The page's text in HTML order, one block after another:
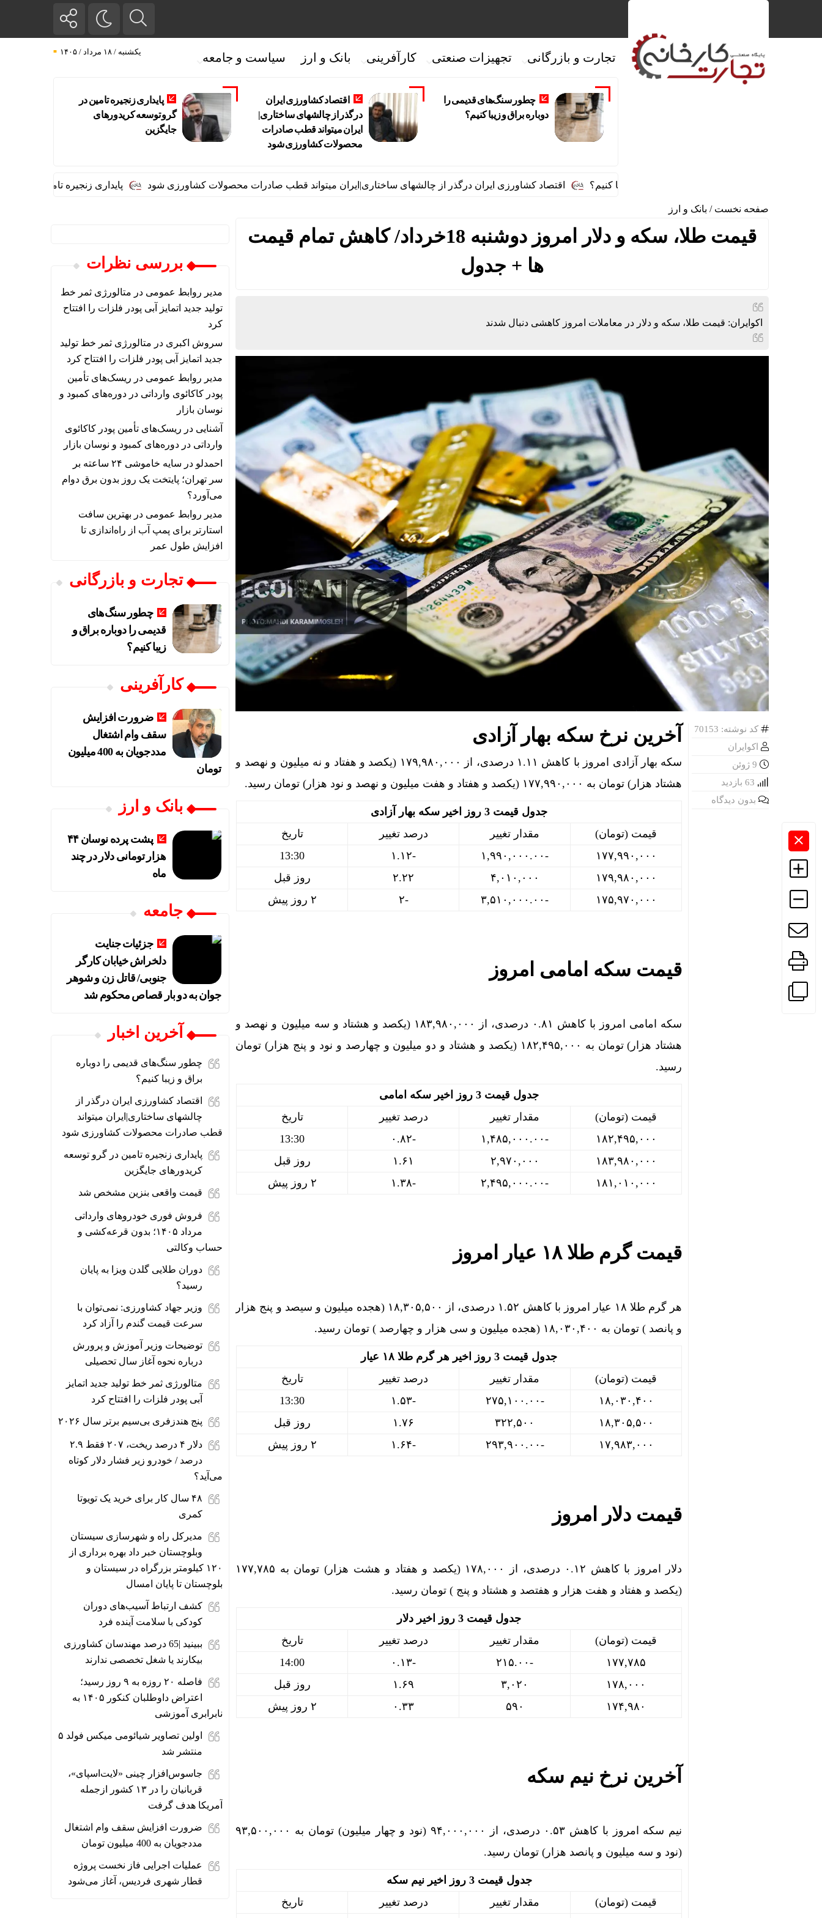
تجارت و بازرگانی تجهیزات صنعتی کارآفرینی بانک و ارز سیاست و جامعه یکشنبه / ۱۸ مرداد / ۱۴۰۵
چطور سنگ‌های قدیمی را
دوباره براق و زیبا کنیم؟
اقتصاد کشاورزی ایران
درگذر از چالشهای ساختاری|
ایران میتواند قطب صادرات
محصولات کشاورزی شود
پایداری زنجیره تامین در
گرو توسعه کریدورهای
جایگزین
اقتصاد کشاورزی ایران درگذر از چالشهای ساختاری|ایران میتواند قطب صادرات محصولات کشاورزی شود پایداری زنجیره تامین در گرو توسعه
صفحه نخست / بانک و ارز
قیمت طلا، سکه و دلار امروز دوشنبه 18خرداد/ کاهش تمام قیمت
ها + جدول
اکوایران: قیمت طلا، سکه و دلار در معاملات امروز کاهشی دنبال شدند
کد نوشته: 70153
اکوایران
بدون دیدگاه
آخرین نرخ سکه بهار آزادی
سکه بهار آزادی امروز با کاهش ۱.۱۱ درصدی، از ۱۷۹,۹۸۰,۰۰۰ (یکصد و هفتاد و نه میلیون و نهصد و
هشتاد هزار) تومان به ۱۷۷,۹۹۰,۰۰۰ (یکصد و هفتاد و هفت میلیون و نهصد و نود هزار) تومان رسید.
جدول قیمت 3 روز اخیر سکه بهار آزادی
قیمت (تومان)
مقدار تغییر درصد تغییر
تاریخ
۱۷۷,۹۹۰,۰۰۰
-۱,۹۹۰,۰۰۰.۰۰ -۱.۱۲
13:30
۱۷۹,۹۸۰,۰۰۰
۴,۰۱۰,۰۰۰ ۲.۲۲
روز قبل
۱۷۵,۹۷۰,۰۰۰
-۳,۵۱۰,۰۰۰.۰۰ -۲ ۲ روز پیش
قیمت سکه امامی امروز
سکه امامی امروز با کاهش ۰.۸۱ درصدی، از ۱۸۳,۹۸۰,۰۰۰ (یکصد و هشتاد و سه میلیون و نهصد و
هشتاد هزار) تومان به ۱۸۲,۴۹۵,۰۰۰ (یکصد و هشتاد و دو میلیون و چهارصد و نود و پنج هزار) تومان
رسید.
جدول قیمت 3 روز اخیر سکه امامی
قیمت (تومان)
مقدار تغییر درصد تغییر
تاریخ
۱۸۲,۴۹۵,۰۰۰
-۱,۴۸۵,۰۰۰.۰۰ -۰.۸۲
13:30
۱۸۳,۹۸۰,۰۰۰
۲,۹۷۰,۰۰۰ ۱.۶۱
روز قبل
۱۸۱,۰۱۰,۰۰۰
-۲,۴۹۵,۰۰۰.۰۰ -۱.۳۸ ۲ روز پیش
قیمت گرم طلا ۱۸ عیار امروز
هر گرم طلا ۱۸ عیار امروز با کاهش ۱.۵۲ درصدی، از ۱۸,۳۰۵,۵۰۰ (هجده میلیون و سیصد و پنج هزار
و پانصد ) تومان به ۱۸,۰۳۰,۴۰۰ (هجده میلیون و سی هزار و چهارصد ) تومان رسید.
جدول قیمت 3 روز اخیر هر گرم طلا ۱۸ عیار
قیمت (تومان)
مقدار تغییر درصد تغییر
تاریخ
۱۸,۰۳۰,۴۰۰
-۲۷۵,۱۰۰.۰۰ -۱.۵۳
13:30
۱۸,۳۰۵,۵۰۰
۳۲۲,۵۰۰ ۱.۷۶
روز قبل
۱۷,۹۸۳,۰۰۰
-۲۹۳,۹۰۰.۰۰ -۱.۶۴ ۲ روز پیش
قیمت دلار امروز
دلار امروز با کاهش ۰.۱۲ درصدی، از ۱۷۸,۰۰۰ (یکصد و هفتاد و هشت هزار) تومان به ۱۷۷,۷۸۵
(یکصد و هفتاد و هفت هزار و هفتصد و هشتاد و پنج ) تومان رسید.
جدول قیمت 3 روز اخیر دلار
قیمت (تومان)
مقدار تغییر درصد تغییر
تاریخ
۱۷۷,۷۸۵
-۲۱۵.۰۰ -۰.۱۳
14:00
۱۷۸,۰۰۰
۳,۰۲۰ ۱.۶۹
روز قبل
۱۷۴,۹۸۰
۵۹۰ ۰.۳۳ ۲ روز پیش
آخرین نرخ نیم سکه
نیم سکه امروز با کاهش ۰.۵۳ درصدی، از ۹۴,۰۰۰,۰۰۰ (نود و چهار میلیون) تومان به ۹۳,۵۰۰,۰۰۰
(نود و سه میلیون و پانصد هزار) تومان رسید.
جدول قیمت 3 روز اخیر نیم سکه
قیمت (تومان)
مقدار تغییر درصد تغییر
تاریخ
بررسی نظرات
مدیر روابط عمومی در متالورژی ثمر خط
تولید جدید اتمایز آبی پودر فلزات را افتتاح
کرد
سروش اکبری در متالورژی ثمر خط تولید
جدید اتمایز آبی پودر فلزات را افتتاح کرد
مدیر روابط عمومی در ریسک‌های تأمین
پودر کاکائوی وارداتی در دوره‌های کمبود و
نوسان بازار
آشنایی در ریسک‌های تأمین پودر کاکائوی
وارداتی در دوره‌های کمبود و نوسان بازار
احمدلو در
سایه خاموشی ۲۴ ساعته بر
سر تهران؛ پایتخت یک روز بدون برق دوام
می‌آورد؟
مدیر روابط عمومی در بهترین سافت
استارتر برای پمپ آب از راه‌اندازی تا
افزایش طول عمر
تجارت و بازرگانی
چطور سنگ‌های
قدیمی را دوباره براق و
زیبا کنیم؟
کارآفرینی
ضرورت افزایش
سقف وام اشتغال
مددجویان به 400 میلیون
تومان
بانک و ارز
پشت پرده نوسان ۴۴
هزار تومانی دلار در چند
ماه
جامعه
جزئیات جنایت
دلخراش خیابان کارگر
جنوبی/ قاتل زن و شوهر
جوان به دو بار قصاص محکوم شد
آخرین اخبار
چطور سنگ‌های قدیمی را دوباره
براق و زیبا کنیم؟
اقتصاد کشاورزی ایران درگذر از
چالشهای ساختاری|ایران میتواند
قطب صادرات محصولات کشاورزی شود
پایداری زنجیره تامین در گرو توسعه
کریدورهای جایگزین
قیمت واقعی بنزین مشخص شد
فروش فوری خودروهای وارداتی
مرداد ۱۴۰۵؛ بدون قرعه‌کشی و
حساب وکالتی
دوران طلایی گلدن ویزا به پایان
رسید؟
وزیر جهاد کشاورزی: نمی‌توان با
سرعت قیمت گندم را آزاد کرد
توضیحات وزیر آموزش و پرورش
درباره نحوه آغاز سال تحصیلی
متالورژی ثمر خط تولید جدید اتمایز
آبی پودر فلزات را افتتاح کرد
پنج هندزفری بی‌سیم برتر سال ۲۰۲۶
دلار ۴ درصد ریخت، ۲۰۷ فقط ۲.۹
درصد / خودرو زیر فشار دلار کوتاه
می‌آید؟
۴۸ سال کار برای خرید یک تویوتا
کمری
مدیرکل راه و شهرسازی سیستان
وبلوچستان خبر داد بهره برداری از
۱۲۰ کیلومتر بزرگراه در سیستان و
بلوچستان تا پایان امسال
کشف ارتباط آسیب‌های دوران
کودکی با سلامت آینده فرد
ببینید |65 درصد مهندسان کشاورزی
بیکارند یا شغل تخصصی ندارند
فاصله ۲۰ روزه به ۹ روز رسید؛
اعتراض داوطلبان کنکور ۱۴۰۵ به
نابرابری آموزشی
اولین تصاویر شیائومی میکس فولد ۵
منتشر شد
جاسوس‌افزار چینی «لایت‌اسپای»،
قربانیان را در ۱۳ کشور ازجمله
آمریکا هدف گرفت
ضرورت افزایش سقف وام اشتغال
مددجویان به 400 میلیون تومان
عملیات اجرایی فاز نخست پروژه
قطار شهری فردیس، آغاز می‌شود